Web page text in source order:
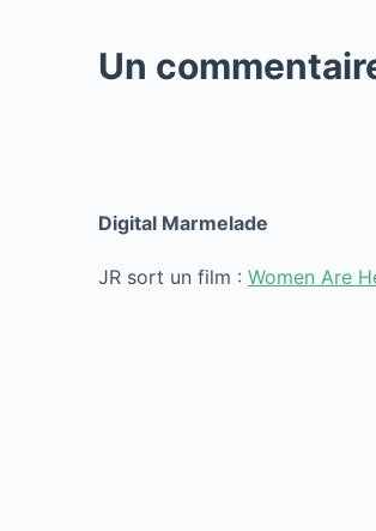
Un
Digital Marmelade
JR sort un film : Women Are